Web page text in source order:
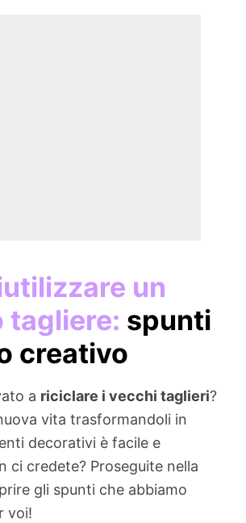
un
tagliere: spunti
creativo
a riciclare i vecchi taglieri?
vita trasformandoli in
decorativi è facile e
ci credete? Proseguite nella
gli spunti che abbiamo
voi!